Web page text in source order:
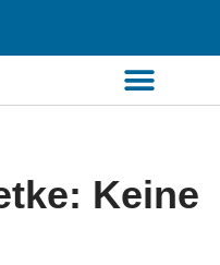
Keine